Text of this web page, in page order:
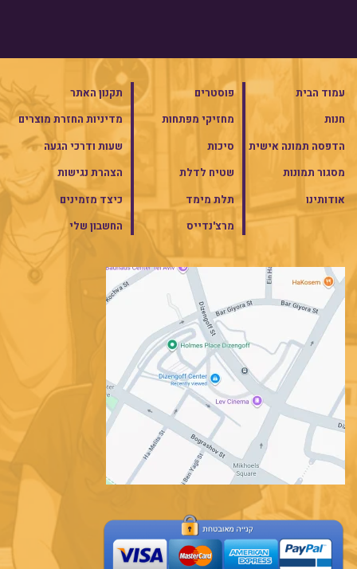
עמוד הבית
חנות
הדפסה תמונה אישית
מסגור תמונות
אודותינו
פוסטרים
מחזיקי מפתחות
סיכות
שטיח לדלת
תלת מימד
מרצ'נדייס
תקנון האתר
מדיניות החזרת מוצרים
שעות ודרכי הגעה
הצהרת נגישות
כיצד מזמינים
החשבון שלי